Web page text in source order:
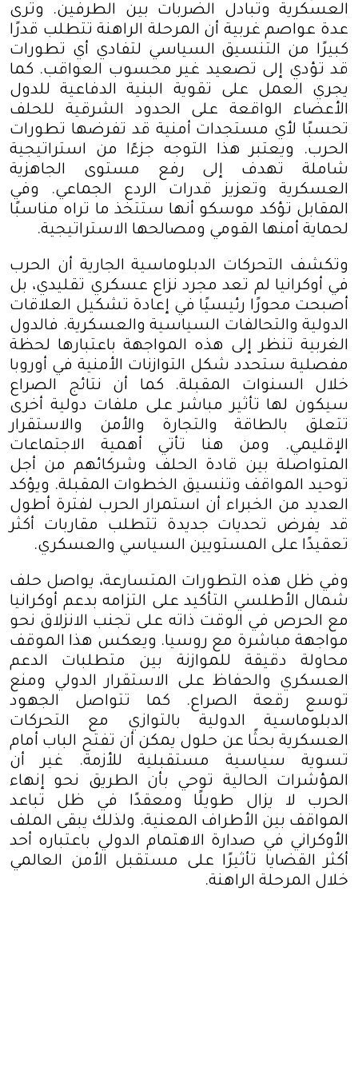
العسكرية وتبادل الضربات بين الطرفين. وترى
عدة عواصم غربية أن المرحلة الراهنة تتطلب قدرًا
كبيرًا من التنسيق السياسي لتفادي أي تطورات
قد تؤدي إلى تصعيد غير محسوب العواقب. كما
يجري العمل على تقوية البنية الدفاعية للدول
الأعضاء الواقعة على الحدود الشرقية للحلف
تحسبًا لأي مستجدات أمنية قد تفرضها تطورات
الحرب. ويعتبر هذا التوجه جزءًا من استراتيجية
شاملة تهدف إلى رفع مستوى الجاهزية
العسكرية وتعزيز قدرات الردع الجماعي. وفي
المقابل تؤكد موسكو أنها ستتخذ ما تراه مناسبًا
لحماية أمنها القومي ومصالحها الاستراتيجية.
وتكشف التحركات الدبلوماسية الجارية أن الحرب
في أوكرانيا لم تعد مجرد نزاع عسكري تقليدي، بل
أصبحت محورًا رئيسيًا في إعادة تشكيل العلاقات
الدولية والتحالفات السياسية والعسكرية. فالدول
الغربية تنظر إلى هذه المواجهة باعتبارها لحظة
مفصلية ستحدد شكل التوازنات الأمنية في أوروبا
خلال السنوات المقبلة. كما أن نتائج الصراع
سيكون لها تأثير مباشر على ملفات دولية أخرى
تتعلق بالطاقة والتجارة والأمن والاستقرار
الإقليمي. ومن هنا تأتي أهمية الاجتماعات
المتواصلة بين قادة الحلف وشركائهم من أجل
توحيد المواقف وتنسيق الخطوات المقبلة. ويؤكد
العديد من الخبراء أن استمرار الحرب لفترة أطول
قد يفرض تحديات جديدة تتطلب مقاربات أكثر
تعقيدًا على المستويين السياسي والعسكري.
وفي ظل هذه التطورات المتسارعة، يواصل حلف
شمال الأطلسي التأكيد على التزامه بدعم أوكرانيا
مع الحرص في الوقت ذاته على تجنب الانزلاق نحو
مواجهة مباشرة مع روسيا. ويعكس هذا الموقف
محاولة دقيقة للموازنة بين متطلبات الدعم
العسكري والحفاظ على الاستقرار الدولي ومنع
توسع رقعة الصراع. كما تتواصل الجهود
الدبلوماسية الدولية بالتوازي مع التحركات
العسكرية بحثًا عن حلول يمكن أن تفتح الباب أمام
تسوية سياسية مستقبلية للأزمة. غير أن
المؤشرات الحالية توحي بأن الطريق نحو إنهاء
الحرب لا يزال طويلًا ومعقدًا في ظل تباعد
المواقف بين الأطراف المعنية. ولذلك يبقى الملف
الأوكراني في صدارة الاهتمام الدولي باعتباره أحد
أكثر القضايا تأثيرًا على مستقبل الأمن العالمي
خلال المرحلة الراهنة.